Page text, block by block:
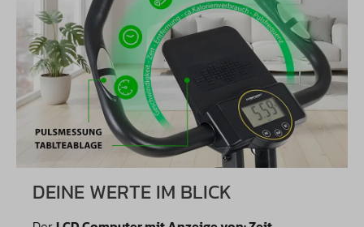
DEINE WERTE IM BLICK